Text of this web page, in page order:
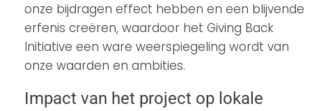
onze bijdragen effect hebben en een blijvende
erfenis creëren, waardoor het Giving Back
Initiative een ware weerspiegeling wordt van
onze waarden en ambities.
Impact van het project op lokale